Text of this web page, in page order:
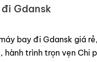
từ 831 USD/lượt
dành
đi Gdansk
bay đi Gdansk giá
trình trọn vẹn Chi phí